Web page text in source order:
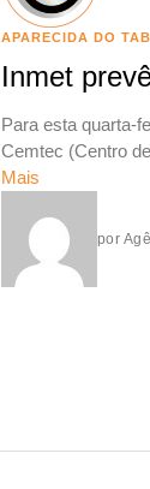
APARECIDA DO
Inmet
Para esta quarta-
Cemtec (Centro
Mais
por